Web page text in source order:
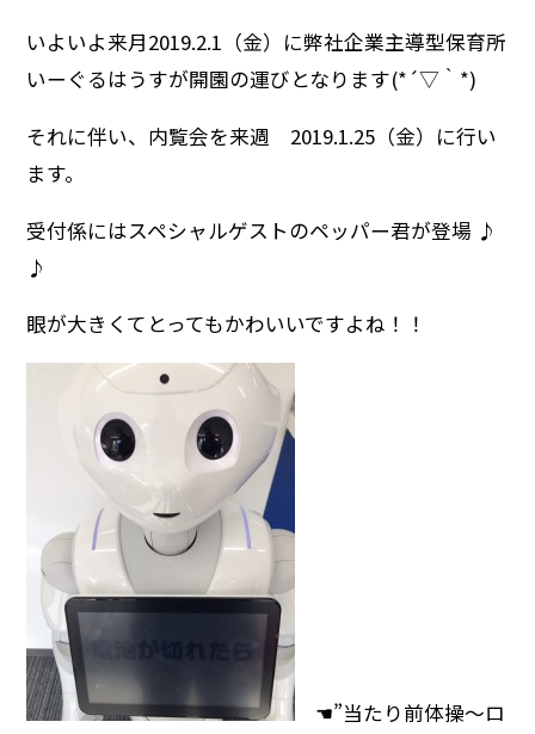
いよいよ来月2019.2.1（金）に弊社企業主導型保育所
いーぐるはうすが開園の運びとなります(*´▽｀*)
それに伴い、内覧会を来週 2019.1.25（金）に行い
ます。
受付係にはスペシャルゲストのペッパー君が登場 ♪
♪
眼が大きくてとってもかわいいですよね！！
☚”当たり前体操～ロ